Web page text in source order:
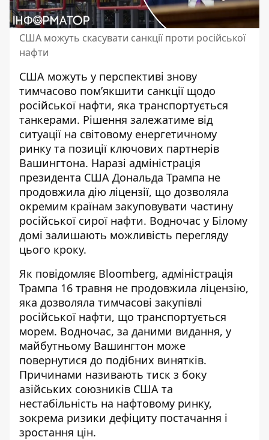
США можуть скасувати санкції проти російської
нафти
США можуть у перспективі знову
тимчасово пом’якшити санкції щодо
російської нафти, яка транспортується
танкерами. Рішення залежатиме від
ситуації на світовому енергетичному
ринку та позиції ключових партнерів
Вашингтона. Наразі адміністрація
президента США Дональда Трампа не
продовжила дію ліцензії, що дозволяла
окремим країнам закуповувати частину
російської сирої нафти. Водночас у Білому
домі залишають можливість перегляду
цього кроку.
Як повідомляє Bloomberg, адміністрація
Трампа 16 травня не продовжила ліцензію,
яка дозволяла тимчасові закупівлі
російської нафти, що транспортується
морем. Водночас, за даними видання, у
майбутньому Вашингтон може
повернутися до подібних винятків.
Причинами називають тиск з боку
азійських союзників США та
нестабільність на нафтовому ринку,
зокрема ризики дефіциту постачання і
зростання цін.